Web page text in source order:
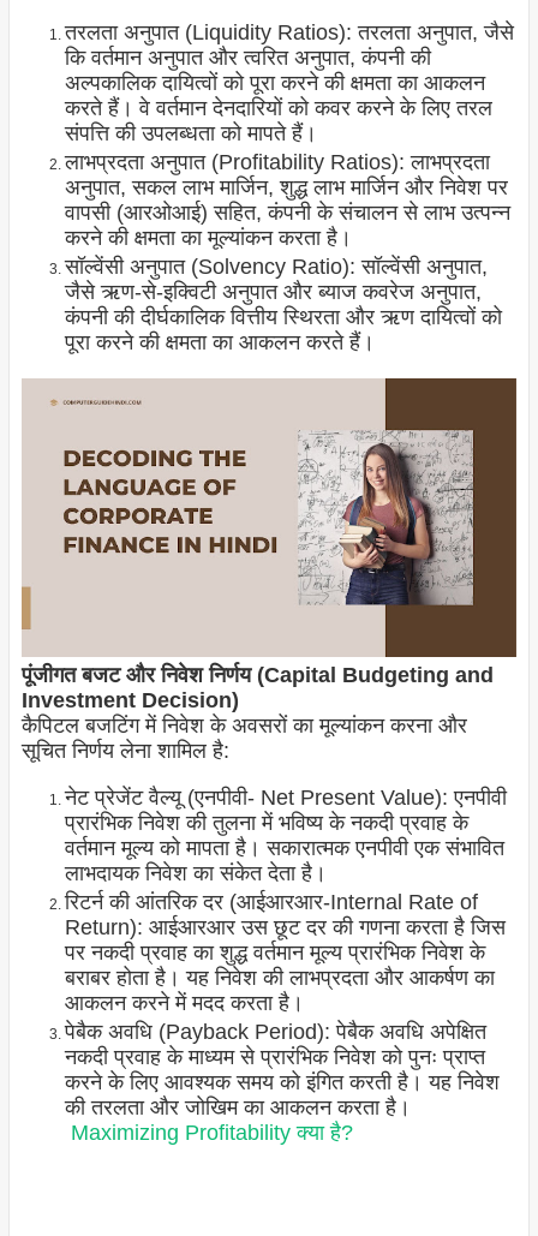
तरलता अनुपात (Liquidity Ratios): तरलता अनुपात, जैसे
कि वर्तमान अनुपात और त्वरित अनुपात, कंपनी की
अल्पकालिक दायित्वों को पूरा करने की क्षमता का आकलन
करते हैं। वे वर्तमान देनदारियों को कवर करने के लिए तरल
संपत्ति की उपलब्धता को मापते हैं।
लाभप्रदता अनुपात (Profitability Ratios): लाभप्रदता
अनुपात, सकल लाभ मार्जिन, शुद्ध लाभ मार्जिन और निवेश पर
वापसी (आरओआई) सहित, कंपनी के संचालन से लाभ उत्पन्न
करने की क्षमता का मूल्यांकन करता है।
सॉल्वेंसी अनुपात (Solvency Ratio): सॉल्वेंसी अनुपात,
जैसे ऋण-से-इक्विटी अनुपात और ब्याज कवरेज अनुपात,
कंपनी की दीर्घकालिक वित्तीय स्थिरता और ऋण दायित्वों को
पूरा करने की क्षमता का आकलन करते हैं।
पूंजीगत बजट और निवेश निर्णय (Capital Budgeting and
Investment Decision)
कैपिटल बजटिंग में निवेश के अवसरों का मूल्यांकन करना और
सूचित निर्णय लेना शामिल है:
नेट प्रेजेंट वैल्यू (एनपीवी- Net Present Value): एनपीवी
प्रारंभिक निवेश की तुलना में भविष्य के नकदी प्रवाह के
वर्तमान मूल्य को मापता है। सकारात्मक एनपीवी एक संभावित
लाभदायक निवेश का संकेत देता है।
रिटर्न की आंतरिक दर (आईआरआर-Internal Rate of
Return): आईआरआर उस छूट दर की गणना करता है जिस
पर नकदी प्रवाह का शुद्ध वर्तमान मूल्य प्रारंभिक निवेश के
बराबर होता है। यह निवेश की लाभप्रदता और आकर्षण का
आकलन करने में मदद करता है।
पेबैक अवधि (Payback Period): पेबैक अवधि अपेक्षित
नकदी प्रवाह के माध्यम से प्रारंभिक निवेश को पुनः प्राप्त
करने के लिए आवश्यक समय को इंगित करती है। यह निवेश
की तरलता और जोखिम का आकलन करता है।
Maximizing Profitability क्या है?